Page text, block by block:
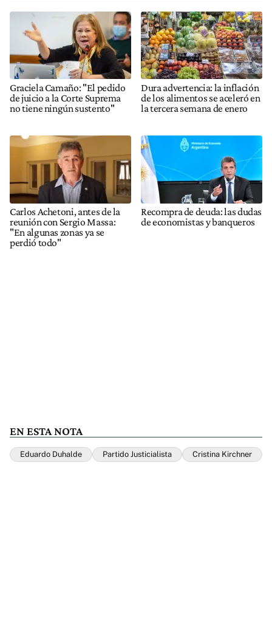
Graciela Camaño: "El pedido
de juicio a la Corte Suprema
no tiene ningún sustento"
Dura advertencia: la inflación
de los alimentos se aceleró en
la tercera semana de enero
Carlos Achetoni, antes de la
reunión con Sergio Massa:
"En algunas zonas ya se
perdió todo"
Recompra de deuda: las dudas
de economistas y banqueros
EN ESTA NOTA
Eduardo Duhalde Partido Justicialista Cristina Kirchner